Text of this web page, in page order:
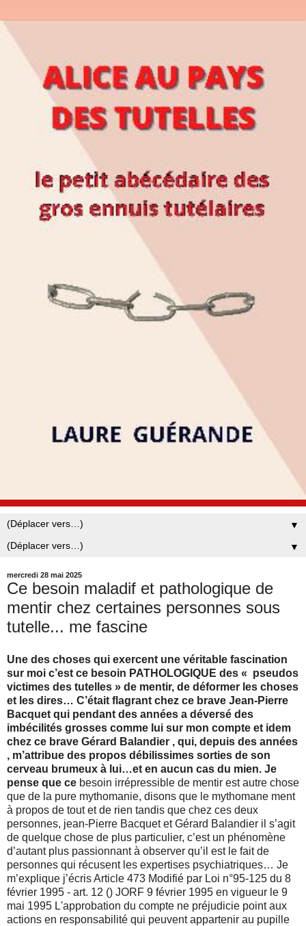
▼
▼
mercredi 28 mai 2025
Ce besoin maladif et pathologique de
mentir chez certaines personnes sous
tutelle... me fascine
Une des choses qui exercent une véritable fascination
sur moi c’est ce besoin PATHOLOGIQUE des « pseudos
victimes des tutelles » de mentir, de déformer les choses
et les dires… C’était flagrant chez ce brave Jean-Pierre
Bacquet qui pendant des années a déversé des
imbécilités grosses comme lui sur mon compte et idem
chez ce brave Gérard Balandier , qui, depuis des années
, m’attribue des propos débilissimes sorties de son
cerveau brumeux à lui…et en aucun cas du mien. Je
pense que ce besoin irrépressible de mentir est autre chose
que de la pure mythomanie, disons que le mythomane ment
à propos de tout et de rien tandis que chez ces deux
personnes, jean-Pierre Bacquet et Gérard Balandier il s’agit
de quelque chose de plus particulier, c’est un phénomène
d’autant plus passionnant à observer qu’il est le fait de
personnes qui récusent les expertises psychiatriques… Je
m’explique j’écris Article 473 Modifié par Loi n°95-125 du 8
février 1995 - art. 12 () JORF 9 février 1995 en vigueur le 9
mai 1995 L'approbation du compte ne préjudicie point aux
actions en responsabilité qui peuvent appartenir au pupille